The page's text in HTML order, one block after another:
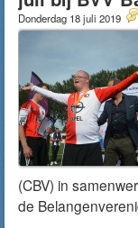
Donderdag 18 juli 2019
(CBV) in
de